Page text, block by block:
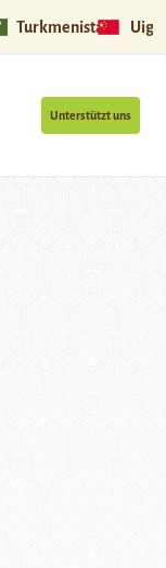
Turkmenistan
Unterstützt uns